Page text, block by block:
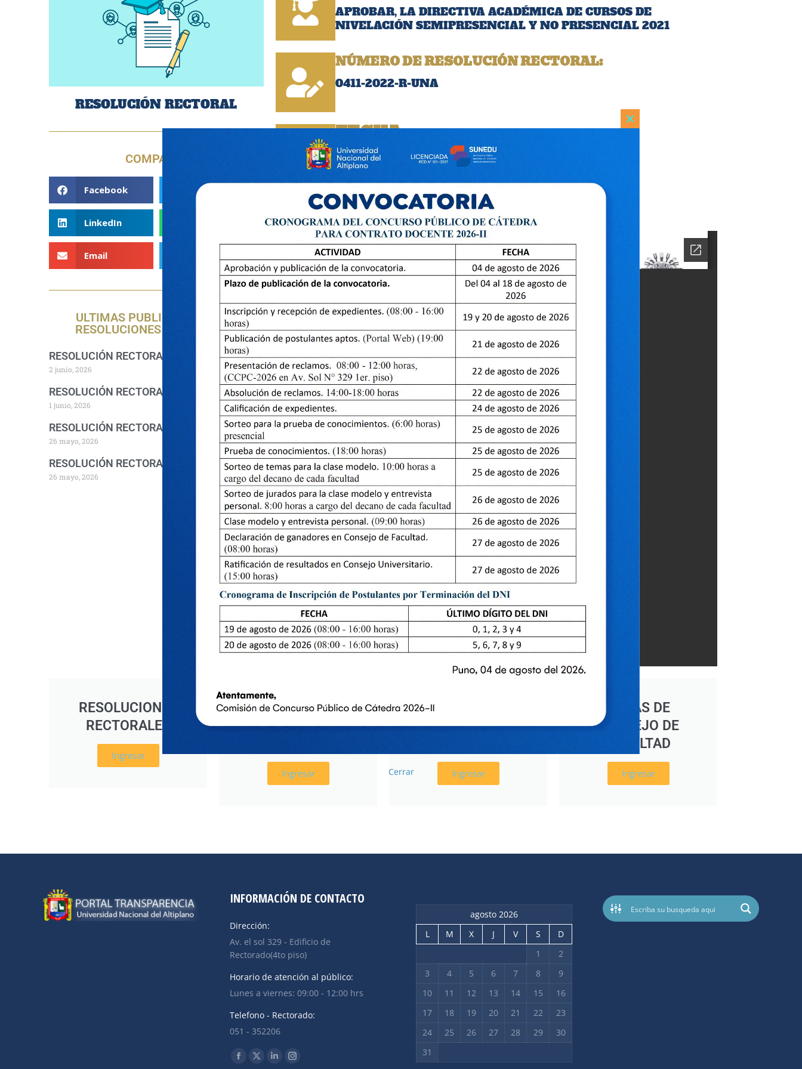
RESOLUCIÓN RECTORAL
COMPARTE
Facebook Twitter
LinkedIn
Email
ULTIMAS PUBLICACIONES DE
RESOLUCIONES RECTORALES
RESOLUCIÓN RECTORAL 1157-2026-R-UNA
2 junio, 2026
RESOLUCIÓN RECTORAL 1140-2026-R-UNA
1 junio, 2026
RESOLUCIÓN RECTORAL 1094-2026-R-UNA
26 mayo, 2026
RESOLUCIÓN RECTORAL 1076-2026-R-UNA
26 mayo, 2026
APROBAR, LA DIRECTIVA ACADÉMICA DE CURSOS DE
NIVELACIÓN SEMIPRESENCIAL Y NO PRESENCIAL 2021
NÚMERO DE RESOLUCIÓN RECTORAL:
0411-2022-R-UNA
FECHA:
01/03/2022
Descargar Resolución
RESOLUCIONES
RECTORALES
Ingresar
RESOLUCIONES
DE ASAMBLEA
Ingresar
CONSEJO
Ingresar
ACTAS DE
CONSEJO DE
FACULTAD
Ingresar
INFORMACIÓN DE CONTACTO
Dirección:
Av. el sol 329 - Edificio de
Rectorado(4to piso)
Horario de atención al público:
Lunes a viernes: 09:00 - 12:00 hrs
Telefono - Rectorado:
051 - 352206
Find us on:
agosto 2026
L
M X J V S
D
1
2
3
4 5 6 7 8
9
10
11 12 13 14 15
16
17
18 19 20 21 22
23
24
25 26 27 28 29
30
31
Close
Cerrar